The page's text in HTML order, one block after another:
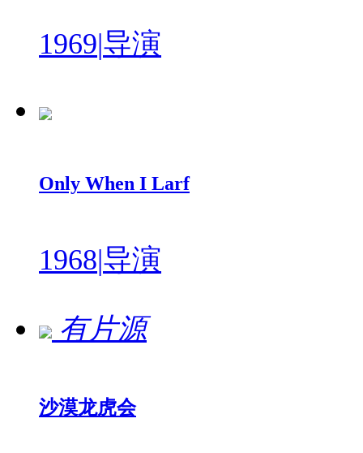
1969|导演
Only When I Larf
1968|导演
有片源
沙漠龙虎会